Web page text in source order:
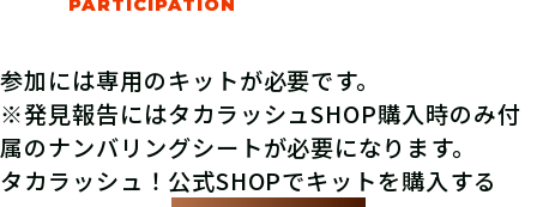
参加には専用のキットが必要です。
※発見報告にはタカラッシュSHOP購入時のみ付
属のナンバリングシートが必要になります。
タカラッシュ！公式SHOPでキットを購入する